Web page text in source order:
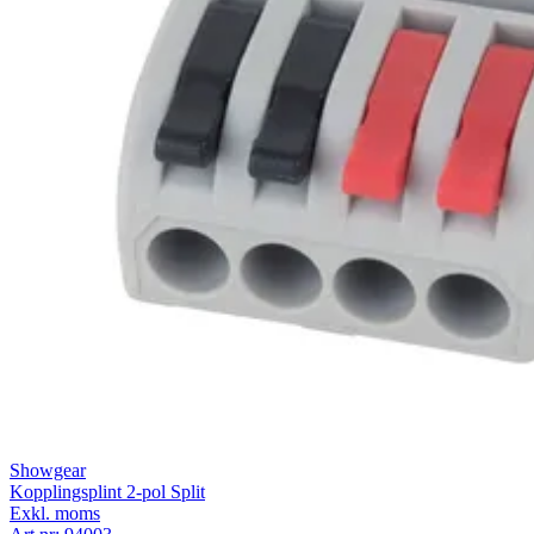
Showgear
Kopplingsplint 2-pol Split
Exkl. moms